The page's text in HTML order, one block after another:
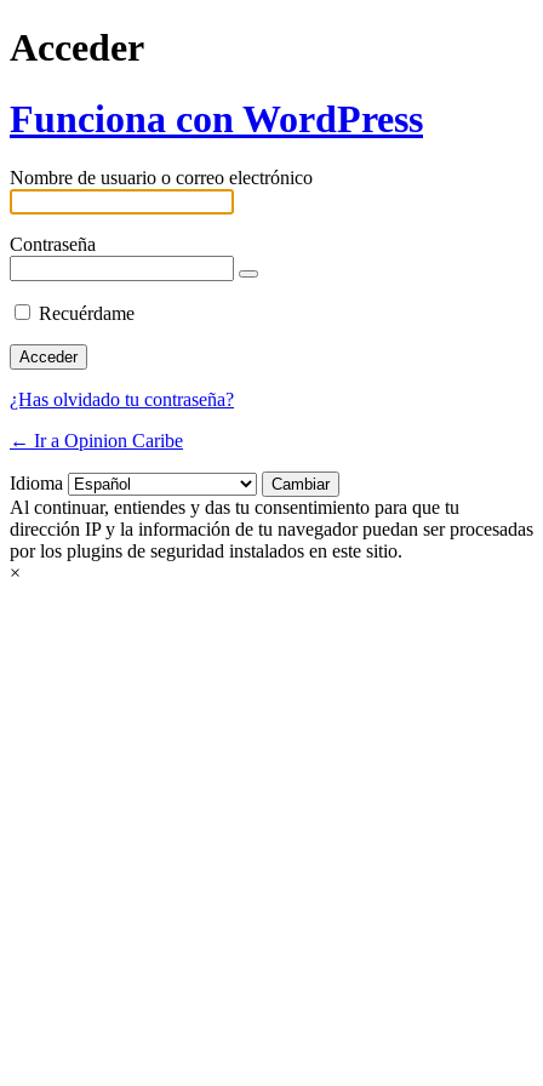
Acceder
Funciona con WordPress
Nombre de usuario o correo electrónico
Contraseña
Recuérdame
¿Has olvidado tu contraseña?
← Ir a Opinion Caribe
Idioma
Al continuar, entiendes y das tu consentimiento para que tu
dirección IP y la información de tu navegador puedan ser procesadas
por los plugins de seguridad instalados en este sitio.
×